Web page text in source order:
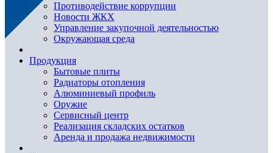
Противодействие коррупции
Новости ЖКХ
Управление закупочной деятельностью
Окружающая среда
Продукция
Бытовые плиты
Радиаторы отопления
Алюминиевый профиль
Оружие
Сервисный центр
Реализация складских остатков
Аренда и продажа недвижимости